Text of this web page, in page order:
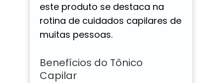
este produto se destaca na
rotina de cuidados capilares de
muitas pessoas.
Benefícios do Tônico
Capilar